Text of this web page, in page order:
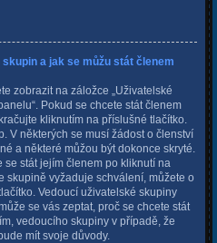
a jak se můžu stát členem
zobrazit na záložce „Uživatelské
Pokud se chcete stát členem
kliknutím na příslušné tlačítko.
V některých se musí žádost o členství
a některé můžou být dokonce skryté.
stát jejím členem po kliknutí na
skupině vyžaduje schválení, můžete o
Vedoucí uživatelské skupiny
se vás zeptat, proč se chcete stát
vedoucího skupiny v případě, že
mít svoje důvody.